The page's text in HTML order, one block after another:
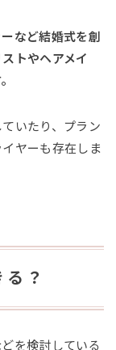
など結婚式を創
トやヘアメイ
いたり、プラン
ヤーも存在しま
？
を検討している